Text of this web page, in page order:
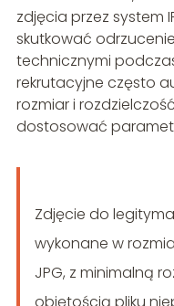
zdjęcia przez system
skutkować
technicznymi
rekrutacyjne często
rozmiar i
dostosować
Zdjęcie do
wykonane w
JPG, z minimalną